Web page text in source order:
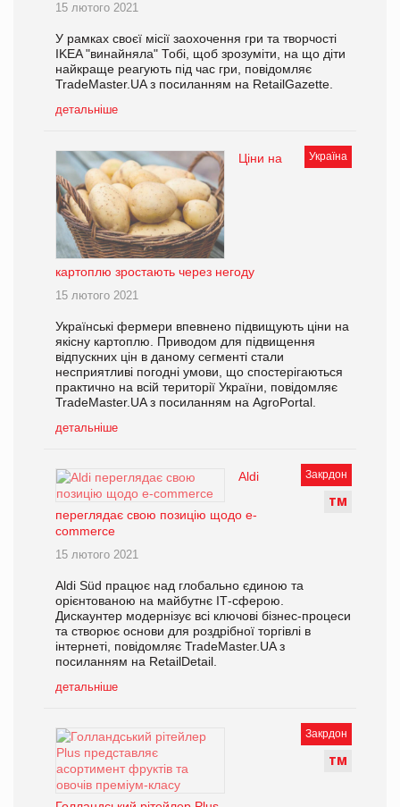
15 лютого 2021
У рамках своєї місії заохочення гри та творчості
IKEA "винайняла" Тобі, щоб зрозуміти, на що діти
найкраще реагують під час гри, повідомляє
TradeMaster.UA з посиланням на RetailGazette.
детальніше
Україна
Ціни на
картоплю зростають через негоду
15 лютого 2021
Українські фермери впевнено підвищують ціни на
якісну картоплю. Приводом для підвищення
відпускних цін в даному сегменті стали
несприятливі погодні умови, що спостерігаються
практично на всій території України, повідомляє
TradeMaster.UA з посиланням на AgroPortal.
детальніше
Закрдон
ТМ
Aldi
переглядає свою позицію щодо e-
commerce
15 лютого 2021
Aldi Süd працює над глобально єдиною та
орієнтованою на майбутнє ІТ-сферою.
Дискаунтер модернізує всі ключові бізнес-процеси
та створює основи для роздрібної торгівлі в
інтернеті, повідомляє TradeMaster.UA з
посиланням на RetailDetail.
детальніше
Закрдон
ТМ